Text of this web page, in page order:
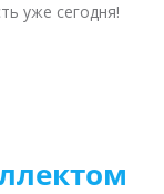
уже сегодня!